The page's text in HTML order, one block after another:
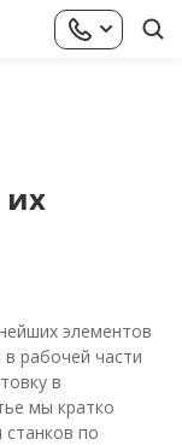
их
элементов
рабочей части
в
мы кратко
по